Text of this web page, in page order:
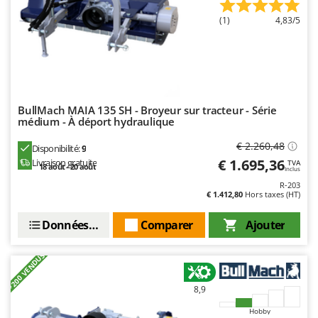
(1) 4,83/5
BullMach MAIA 135 SH - Broyeur sur tracteur - Série
médium - À déport hydraulique
Disponibilité:9
Livraison gratuite
18 août - 20 août
€ 2.260,48
€ 1.695,36 TVA
Inclus
R-203
€ 1.412,80 Hors taxes (HT)
Ajouter
Comparer
Données techniques
+200 VENDUS 8,9
Hobby